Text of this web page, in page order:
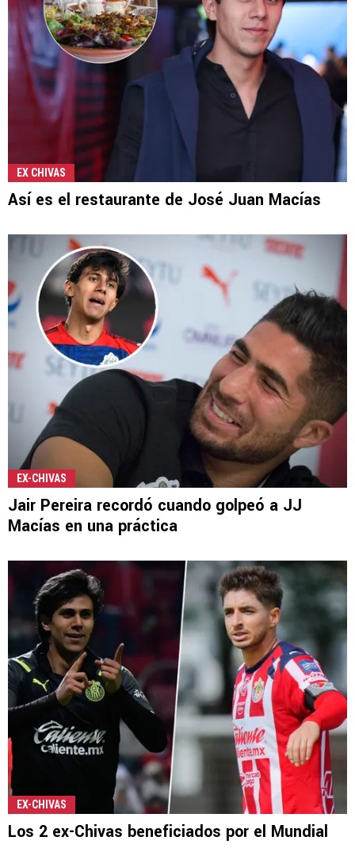
EX CHIVAS
Así es el restaurante de José Juan Macías
EX-CHIVAS
Jair Pereira recordó cuando golpeó a JJ
Macías en una práctica
EX-CHIVAS
Los 2 ex-Chivas beneficiados por el Mundial